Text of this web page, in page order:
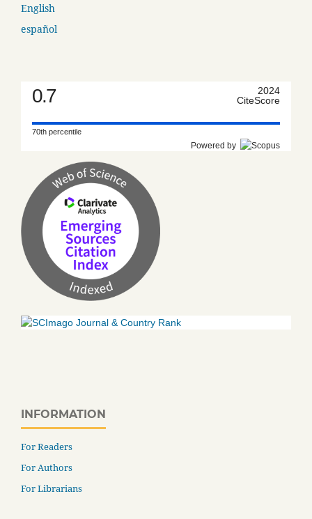
English
español
0.7
2024
CiteScore
70th percentile
Powered by
INFORMATION
For Readers
For Authors
For Librarians